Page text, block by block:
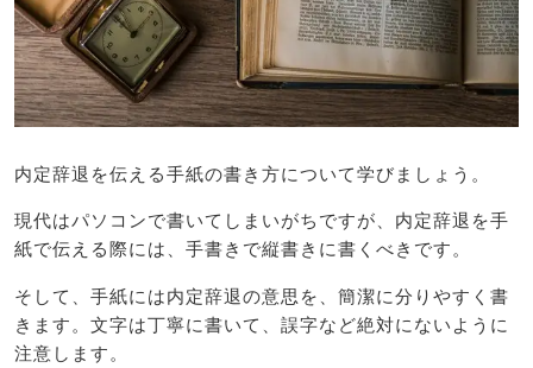
内定辞退を伝える手紙の書き方について学びましょう。
現代はパソコンで書いてしまいがちですが、内定辞退を手
紙で伝える際には、手書きで縦書きに書くべきです。
そして、手紙には内定辞退の意思を、簡潔に分りやすく書
きます。文字は丁寧に書いて、誤字など絶対にないように
注意します。